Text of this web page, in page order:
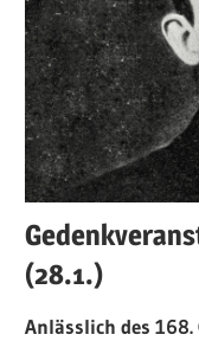
(28.1.)
Anlässlich des